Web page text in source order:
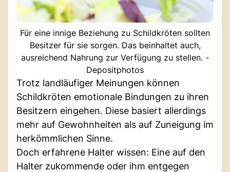
Für eine innige Beziehung zu Schildkröten sollten
Besitzer für sie sorgen. Das beinhaltet auch,
ausreichend Nahrung zur Verfügung zu stellen. -
Depositphotos
Trotz landläufiger Meinungen können
Schildkröten emotionale Bindungen zu ihren
Besitzern eingehen. Diese basiert allerdings
mehr auf Gewohnheiten als auf Zuneigung im
herkömmlichen Sinne.
Doch erfahrene Halter wissen: Eine auf den
Halter zukommende oder ihm entgegen